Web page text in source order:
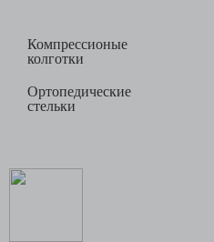
Компрессионые
колготки
Ортопедические
стельки